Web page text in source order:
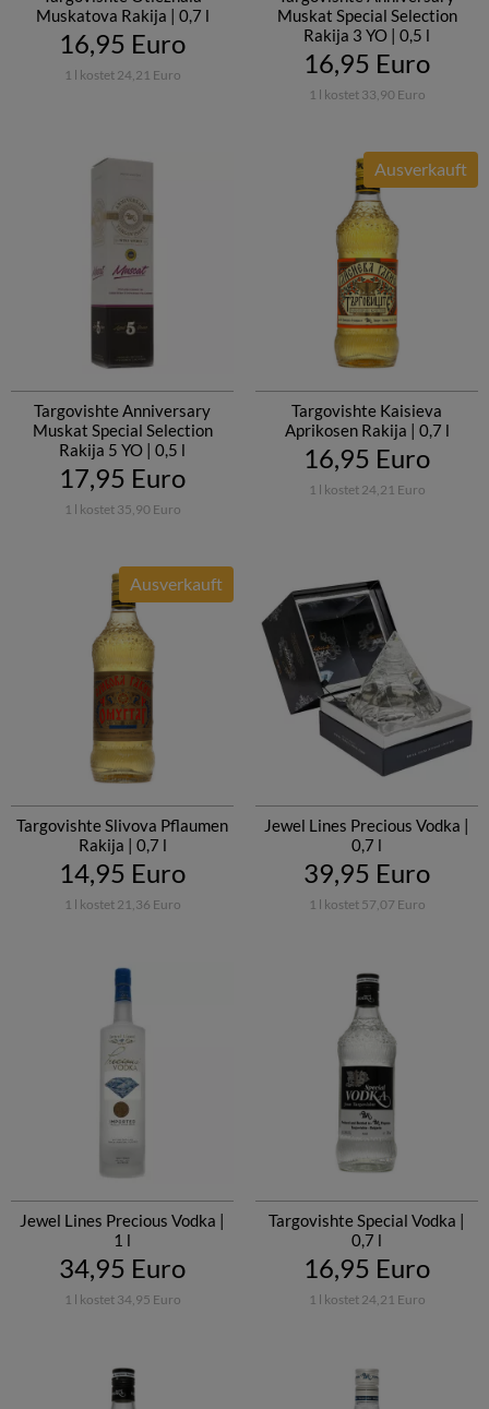
Muskatova Rakija | 0,7 l
16,95 Euro
1 l kostet 24,21 Euro
Muskat Special Selection
Rakija 3 YO | 0,5 l
16,95 Euro
1 l kostet 33,90 Euro
Targovishte Anniversary
Muskat Special Selection
Rakija 5 YO | 0,5 l
17,95 Euro
1 l kostet 35,90 Euro
Targovishte Kaisieva
Aprikosen Rakija | 0,7 l
Ausverkauft
16,95 Euro
1 l kostet 24,21 Euro
Targovishte Slivova Pflaumen
Rakija | 0,7 l
Ausverkauft
14,95 Euro
1 l kostet 21,36 Euro
Jewel Lines Precious Vodka |
0,7 l
39,95 Euro
1 l kostet 57,07 Euro
Jewel Lines Precious Vodka |
1 l
34,95 Euro
1 l kostet 34,95 Euro
Targovishte Special Vodka |
0,7 l
16,95 Euro
1 l kostet 24,21 Euro